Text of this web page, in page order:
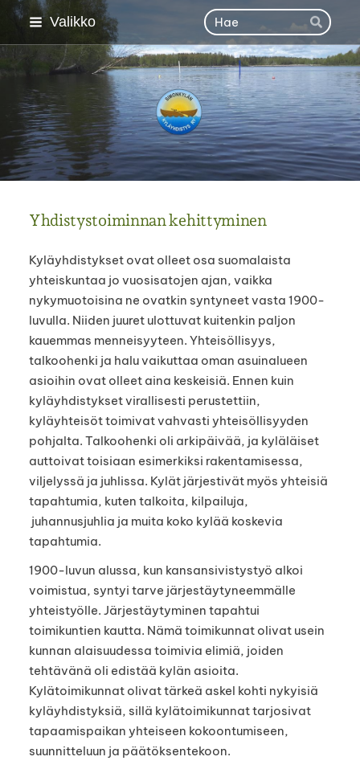
Siirry
sisältöön
Valikko Haku
Hae
Simonkylän
Yhdistystoiminnan kehittyminen
Kyläyhdistykset ovat olleet osa suomalaista
yhteiskuntaa jo vuosisatojen ajan, vaikka
nykymuotoisina ne ovatkin syntyneet vasta 1900-
luvulla. Niiden juuret ulottuvat kuitenkin paljon
kauemmas menneisyyteen. Yhteisöllisyys,
talkoohenki ja halu vaikuttaa oman asuinalueen
asioihin ovat olleet aina keskeisiä. Ennen kuin
kyläyhdistykset virallisesti perustettiin,
kyläyhteisöt toimivat vahvasti yhteisöllisyyden
pohjalta. Talkoohenki oli arkipäivää, ja kyläläiset
auttoivat toisiaan esimerkiksi rakentamisessa,
viljelyssä ja juhlissa. Kylät järjestivät myös yhteisiä
tapahtumia, kuten talkoita, kilpailuja,
juhannusjuhlia ja muita koko kylää koskevia
tapahtumia.
1900-luvun alussa, kun kansansivistystyö alkoi
voimistua, syntyi tarve järjestäytyneemmälle
yhteistyölle. Järjestäytyminen tapahtui
toimikuntien kautta. Nämä toimikunnat olivat usein
kunnan alaisuudessa toimivia elimiä, joiden
tehtävänä oli edistää kylän asioita.
Kylätoimikunnat olivat tärkeä askel kohti nykyisiä
kyläyhdistyksiä, sillä kylätoimikunnat tarjosivat
tapaamispaikan yhteiseen kokoontumiseen,
suunnitteluun ja päätöksentekoon.